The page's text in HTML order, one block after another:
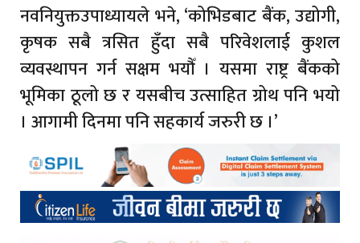
नवनियुक्तउपाध्यायले भने, ‘कोभिडबाट बैंक, उद्योगी,
कृषक सबै त्रसित हुँदा सबै परिवेशलाई कुशल
व्यवस्थापन गर्न सक्षम भयौँ । यसमा राष्ट्र बैंकको
भूमिका ठूलो छ र यसबीच उत्साहित ग्रोथ पनि भयो
। आगामी दिनमा पनि सहकार्य जरुरी छ ।’